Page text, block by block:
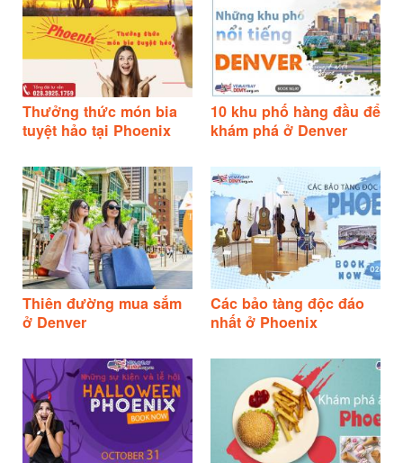
Thưởng thức món bia
tuyệt hảo tại Phoenix
10 khu phố hàng đầu để
khám phá ở Denver
Thiên đường mua sắm
ở Denver
Các bảo tàng độc đáo
nhất ở Phoenix